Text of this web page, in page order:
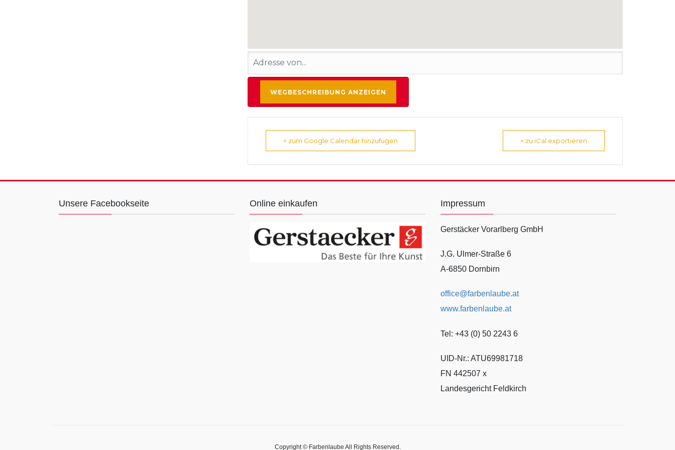
+ zum Google Calendar hinzufügen + zu iCal exportieren
Unsere Facebookseite Online einkaufen Impressum
Gerstäcker Vorarlberg GmbH
J.G. Ulmer-Straße 6
A-6850 Dornbirn
office@farbenlaube.at
www.farbenlaube.at
Tel: +43 (0) 50 2243 6
UID-Nr.: ATU69981718
FN 442507 x
Landesgericht Feldkirch
Copyright © Farbenlaube All Rights Reserved.